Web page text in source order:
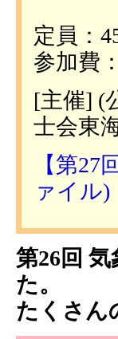
定員：
参加費
[主催] (
士会東
【第
ァイル)
第26回
た。
たくさん